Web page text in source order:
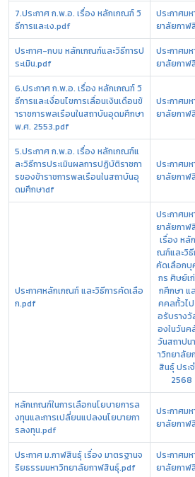
7.ประกาศ ก.พ.อ. เรื่อง หลักเกณฑ์ วิ
ธีการและเง.pdf
ประกาศมห
ยาลัยกาฬ
ประกาศ-กบม หลักเกณฑ์และวิธีการป
ระเมิน.pdf
ประกาศมห
ยาลัยกาฬ
6.ประกาศ ก.พ.อ. เรื่อง หลักเกณฑ์ วิ
ธีการและเงื่อนไขการเลื่อนเงินเดือนข้
าราชการพลเรือนในสถาบันอุดมศึกษา
พ.ศ. 2553.pdf
ประกาศมห
ยาลัยกาฬ
5.ประกาศ ก.พ.อ. เรื่อง หลักเกณฑ์แ
ละวิธีการประเมินผลการปฏิบัติราชกา
รของข้าราชการพลเรือนในสถาบันอุ
ดมศึกษาdf
ประกาศมห
ยาลัยกาฬ
ประกาศหลักเกณฑ์ และวิธีการคัดเลือ
ก.pdf
ประกาศมห
ยาลัยกาฬ
เรื่อง หลั
ณฑ์และวิธี
คัดเลือกบุ
กร ศิษย์เ
กศึกษา แ
คคลทั้วไ
อรับรางวั
องในวันค
วันสถาปน
าวิทยาลัย
สินธุ์ ประ
2568
หลักเกณฑ์ในการเลือกนโยบายการล
งทุนและการเปลี่ยนแปลงนโยบายกา
รลงทุน.pdf
ประกาศมห
ยาลัยกาฬ
ประกาศ ม.กาฬสินธุ์ เรื่อง มาตรฐานจ
ริยธรรมมหาวิทยาลัยกาฬสินธุ์.pdf
ประกาศมห
ยาลัยกาฬ